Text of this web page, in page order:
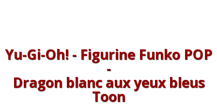
Yu-Gi-Oh! - Figurine Funko POP
-
Dragon blanc aux yeux bleus
Toon